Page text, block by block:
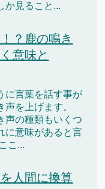
か見ること...
？鹿の鳴き
意味と
に言葉を話す事が
声を上げます。
声の種類もいくつ
に意味があると言
こ...
人間に換算